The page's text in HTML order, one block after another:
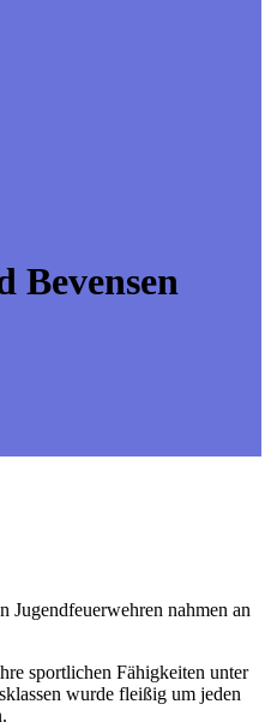
Bevensen
Jugendfeuerwehren nahmen an
sportlichen Fähigkeiten unter
wurde fleißig um jeden